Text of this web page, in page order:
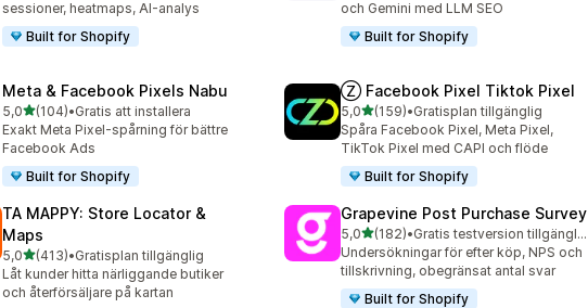
sessioner, heatmaps, AI-analys
Built for Shopify
och Gemini med LLM SEO
Built for Shopify
Meta & Facebook Pixels Nabu
5,0av 5 stjärnor
(104)
104 recensioner totalt
•Gratis att installera
Exakt Meta Pixel-spårning för bättre
Facebook Ads
Built for Shopify
Ⓩ Facebook Pixel Tiktok Pixel
5,0av 5 stjärnor
(159)
159 recensioner totalt
•Gratisplan tillgänglig
Spåra Facebook Pixel, Meta Pixel,
TikTok Pixel med CAPI och flöde
Built for Shopify
TA MAPPY: Store Locator &
Maps
5,0av 5 stjärnor
(413)
413 recensioner totalt
•Gratisplan tillgänglig
Låt kunder hitta närliggande butiker
och återförsäljare på kartan
Grapevine Post Purchase Survey
5,0av 5 stjärnor
(182)
182 recensioner totalt
•
Gratis testversion tillgänglig
Undersökningar för efter köp, NPS och
tillskrivning, obegränsat antal svar
Built for Shopify